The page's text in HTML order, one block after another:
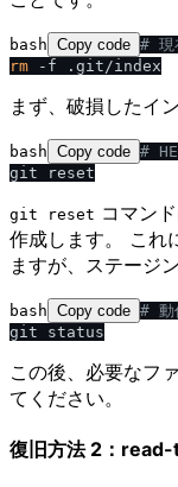
bash Copy code # 現
rm
まず、破損したイ
bash Copy code #
git reset コマン
作成します。 これ
ますが、ステージ
bash Copy code # 動
この後、必要なフ
てください。
復旧方法 2：read-